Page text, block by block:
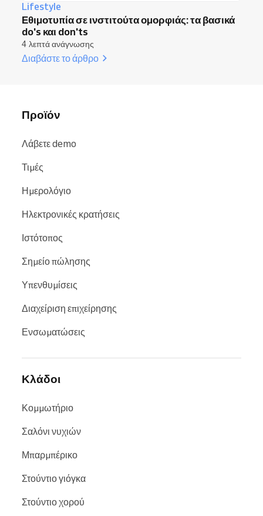
Lifestyle
Εθιμοτυπία σε ινστιτούτα ομορφιάς: τα βασικά
do's και don'ts
4 λεπτά ανάγνωσης
Διαβάστε το άρθρο
Προϊόν
Λάβετε demo
Τιμές
Ημερολόγιο
Ηλεκτρονικές κρατήσεις
Ιστότοπος
Σημείο πώλησης
Υπενθυμίσεις
Διαχείριση επιχείρησης
Ενσωματώσεις
Κλάδοι
Κομμωτήριο
Σαλόνι νυχιών
Μπαρμπέρικο
Στούντιο γιόγκα
Στούντιο χορού